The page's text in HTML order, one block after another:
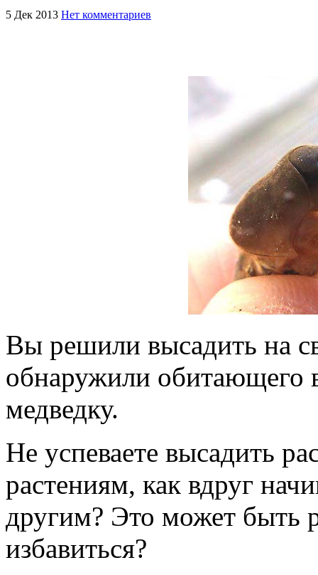
5 Дек 2013 Нет комментариев
Вы решили высадить на
обнаружили обитающего
медведку.
Не успеваете высадить
растениям, как вдруг
другим? Это может быть
избавиться?